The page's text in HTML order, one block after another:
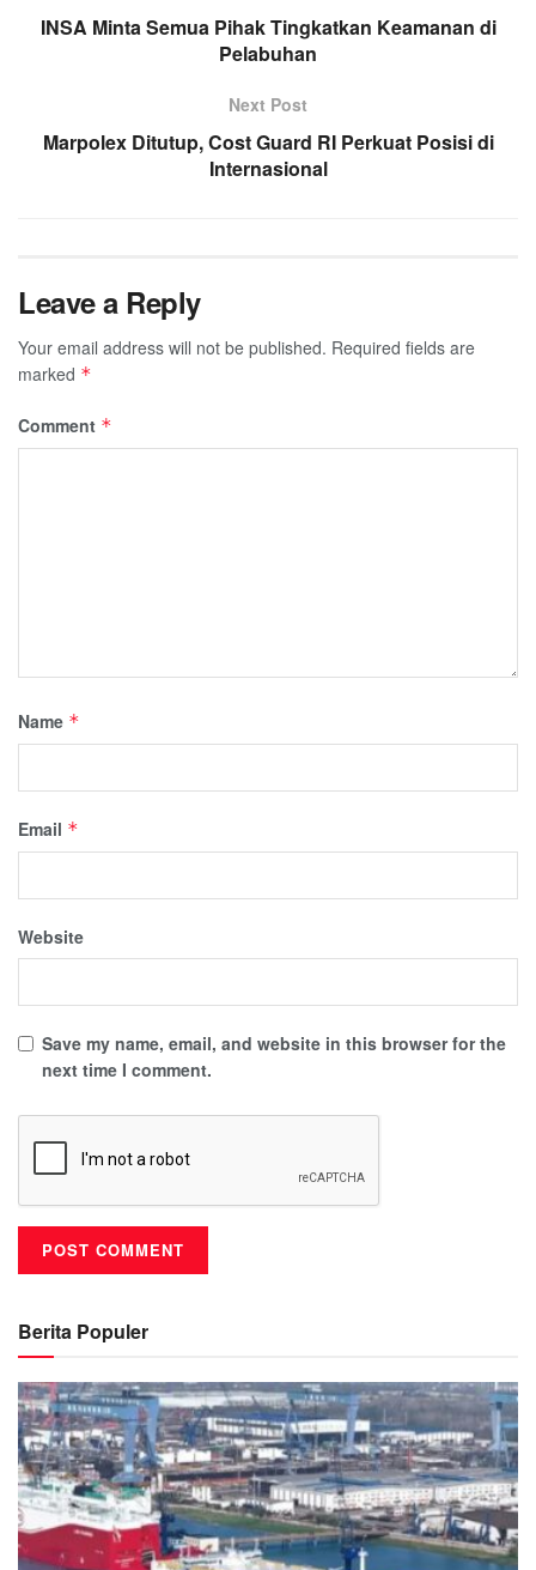
INSA Minta Semua Pihak Tingkatkan Keamanan di
Pelabuhan
Next Post
Marpolex Ditutup, Cost Guard RI Perkuat Posisi di
Internasional
Leave a Reply
Your email address will not be published. Required fields are
marked *
Comment *
Name *
Email *
Website
Save my name, email, and website in this browser for the
next time I comment.
Berita Populer